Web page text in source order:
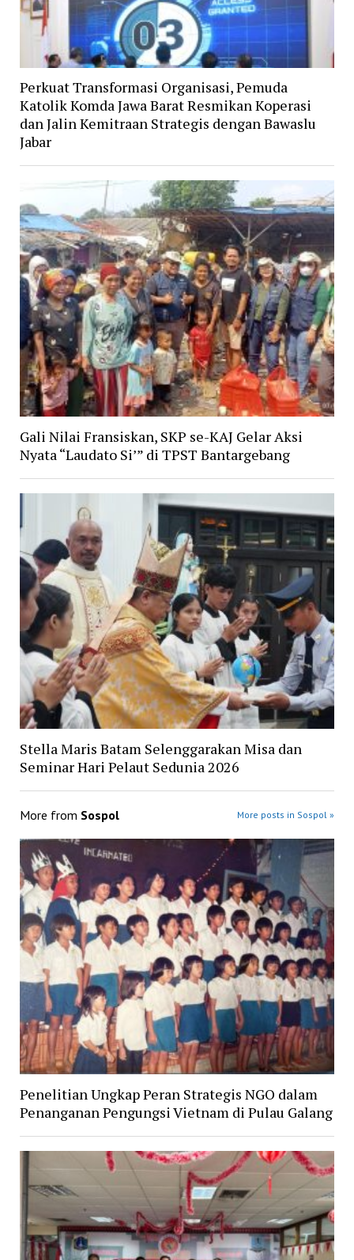
Perkuat Transformasi Organisasi, Pemuda
Katolik Komda Jawa Barat Resmikan Koperasi
dan Jalin Kemitraan Strategis dengan Bawaslu
Jabar
Gali Nilai Fransiskan, SKP se-KAJ Gelar Aksi
Nyata “Laudato Si’” di TPST Bantargebang
Stella Maris Batam Selenggarakan Misa dan
Seminar Hari Pelaut Sedunia 2026
More from Sospol More posts in Sospol »
Penelitian Ungkap Peran Strategis NGO dalam
Penanganan Pengungsi Vietnam di Pulau Galang